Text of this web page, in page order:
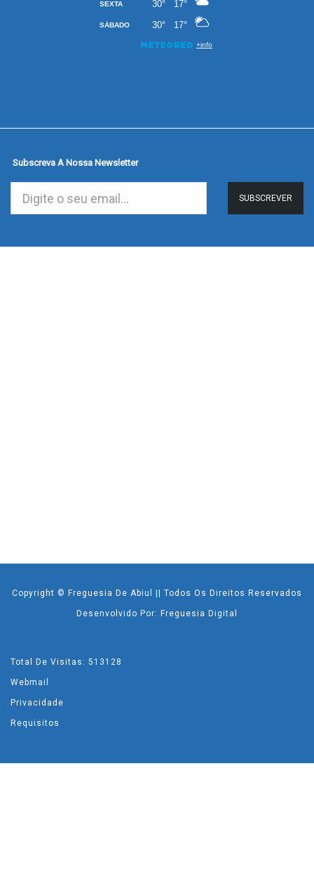
Subscreva A Nossa Newsletter
SUBSCREVER
Copyright © Freguesia De Abiul || Todos Os Direitos Reservados
Desenvolvido Por: Freguesia Digital
Total De Visitas: 513128
Webmail
Privacidade
Requisitos